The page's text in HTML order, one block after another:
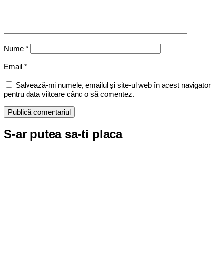
Nume *
Email *
Salvează-mi numele, emailul și site-ul web în acest navigator
pentru data viitoare când o să comentez.
S-ar putea sa-ti placa